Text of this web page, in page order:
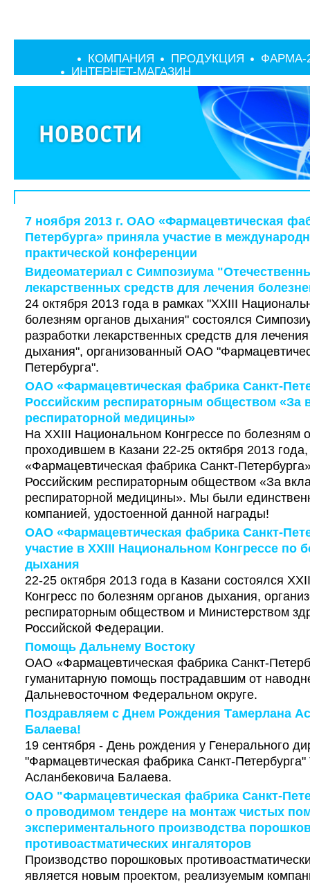
КОМПАНИЯ ПРОДУКЦИЯ
ФАРМА-
ИНТЕРНЕТ-МАГАЗИН
7 ноября 2013 г. ОАО «Фармацевтическая
Петербурга» приняла участие в
практической конференции
Видеоматериал с Симпозиума
лекарственных средств для лечения
24 октября 2013 года в рамках "XXIII
болезням органов дыхания" состоялся
разработки лекарственных средств для
дыхания", организованный ОАО
Петербурга".
ОАО «Фармацевтическая фабрика Санкт-
Российским респираторным обществом «За
респираторной медицины»
На XXIII Национальном Конгрессе по болезням
проходившем в Казани 22-25 октября 2013
«Фармацевтическая фабрика Санкт-
Российским респираторным обществом «За
респираторной медицины». Мы были
компанией, удостоенной данной награды!
ОАО «Фармацевтическая фабрика Санкт-
участие в XXIII Национальном Конгрессе по
дыхания
22-25 октября 2013 года в Казани состоялся
Конгресс по болезням органов дыхания,
респираторным обществом и Министерством
Российской Федерации.
Помощь Дальнему Востоку
ОАО «Фармацевтическая фабрика Санкт-
гуманитарную помощь пострадавшим от
Дальневосточном Федеральном округе.
Поздравляем с Днем Рождения Тамерлана
Балаева!
19 сентября - День рождения у Генерального
"Фармацевтическая фабрика Санкт-
Асланбековича Балаева.
ОАО "Фармацевтическая фабрика Санкт-
о проводимом тендере на монтаж чистых
экспериментального производства
противоастматических ингаляторов
Производство порошковых
является новым проектом, реализуемым